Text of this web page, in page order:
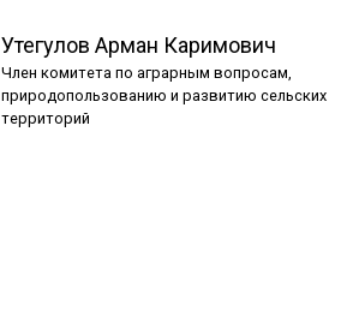
Утегулов Арман Каримович
Член комитета по аграрным вопросам,
природопользованию и развитию сельских
территорий